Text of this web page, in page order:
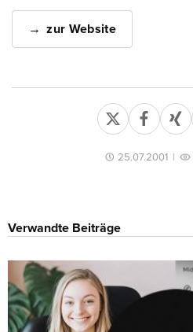
zur Website
25.07.2001|
Verwandte Beiträge